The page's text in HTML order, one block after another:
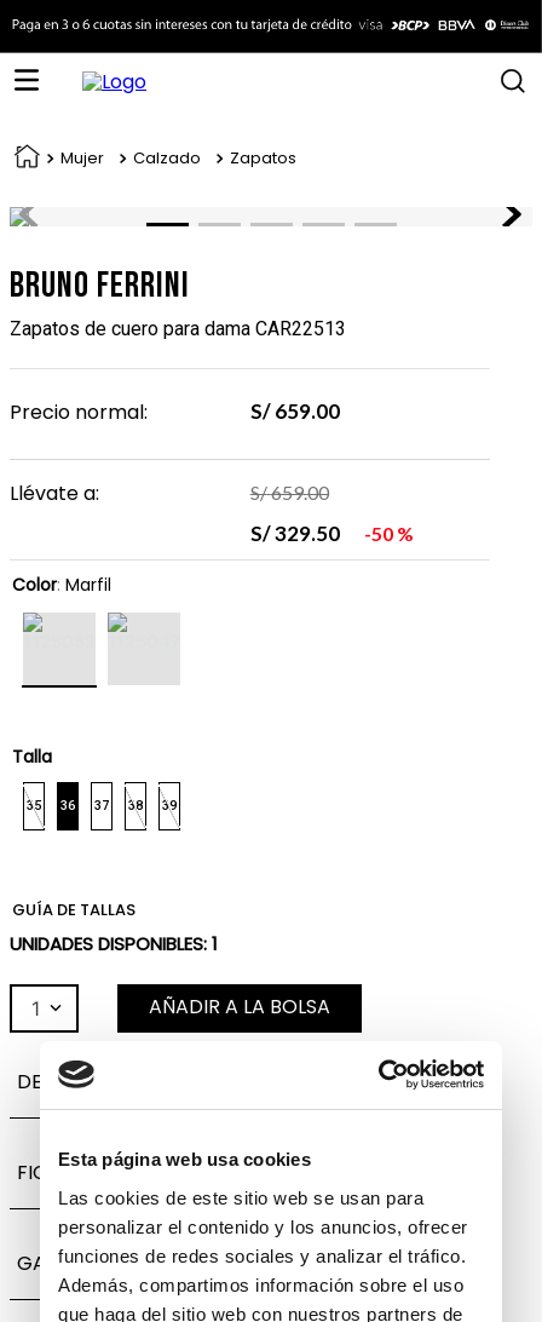
Esta página web usa cookies
Las cookies de este sitio web se usan para
personalizar el contenido y los anuncios, ofrecer
funciones de redes sociales y analizar el tráfico.
Además, compartimos información sobre el uso
que haga del sitio web con nuestros partners de
Mujer Calzado Zapatos
Bruno Ferrini
Zapatos de cuero para dama CAR22513
Precio normal: S/ 659.00
Llévate a: S/659.00
S/329.50 50 %
Color: Marfil
Talla
35 36 37 38 39
GUÍA DE TALLAS
UNIDADES DISPONIBLES:1
1 AÑADIR A LA BOLSA
DESCRIPCIÓN
FICHA TÉCNICA
GARANTÍA, CAMBIOS Y DEVOLUCIONES